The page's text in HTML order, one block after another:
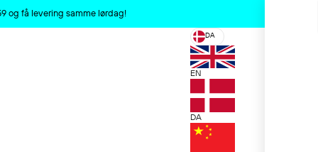
og få levering samme lørdag!
DA
EN
DA